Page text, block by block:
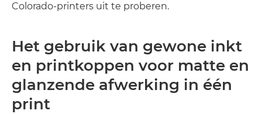
Colorado-printers uit te proberen.
Het gebruik van gewone inkt
en printkoppen voor matte en
glanzende afwerking in één
print